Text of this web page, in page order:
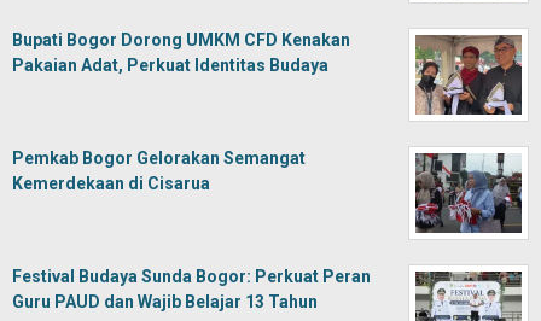
Bupati Bogor Dorong UMKM CFD Kenakan
Pakaian Adat, Perkuat Identitas Budaya
Pemkab Bogor Gelorakan Semangat
Kemerdekaan di Cisarua
Festival Budaya Sunda Bogor: Perkuat Peran
Guru PAUD dan Wajib Belajar 13 Tahun